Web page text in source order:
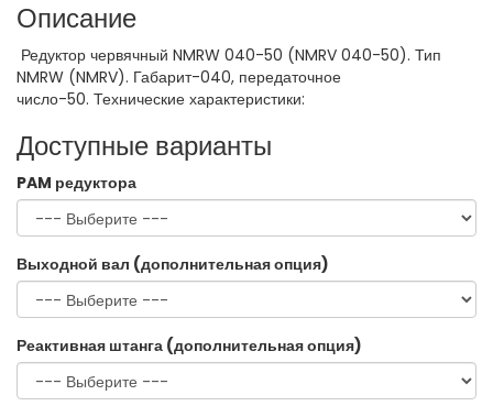
Описание
Редуктор червячный NMRW 040-50 (NMRV 040-50). Тип
NMRW (NMRV). Габарит-040, передаточное
число-50. Технические характеристики:
Доступные варианты
PAM редуктора
Выходной вал (дополнительная опция)
Реактивная штанга (дополнительная опция)